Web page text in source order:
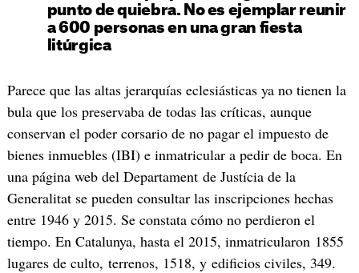
punto de quiebra. No es ejemplar reunir
a 600 personas en una gran fiesta
litúrgica
Parece que las altas jerarquías eclesiásticas ya no tienen la
bula que los preservaba de todas las críticas, aunque
conservan el poder corsario de no pagar el impuesto de
bienes inmuebles (IBI) e inmatricular a pedir de boca. En
una página web del Departament de Justícia de la
Generalitat se pueden consultar las inscripciones hechas
entre 1946 y 2015. Se constata cómo no perdieron el
tiempo. En Catalunya, hasta el 2015, inmatricularon 1855
lugares de culto, terrenos, 1518, y edificios civiles, 349.